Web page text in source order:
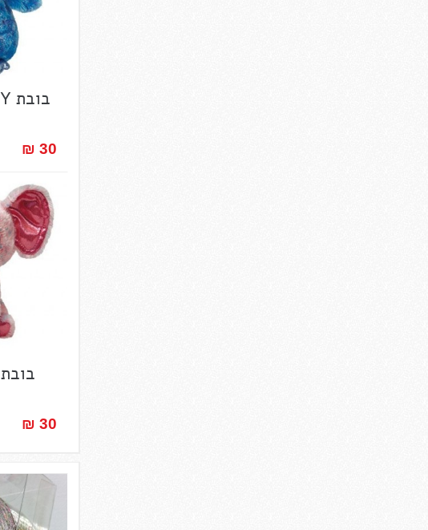
בובת TY פינגווין כחול
30 ₪‎
בובת TY פיל ורוד
30 ₪‎